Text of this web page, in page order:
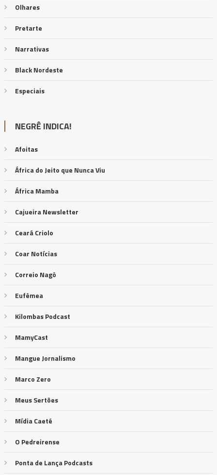
Olhares
Pretarte
Narrativas
Black Nordeste
Especiais
NEGRÊ INDICA!
Afoitas
África do Jeito que Nunca Viu
África Mamba
Cajueira Newsletter
Ceará Criolo
Coar Notícias
Correio Nagô
Eufêmea
Kilombas Podcast
MamyCast
Mangue Jornalismo
Marco Zero
Meus Sertões
Mídia Caeté
O Pedreirense
Ponta de Lança Podcasts